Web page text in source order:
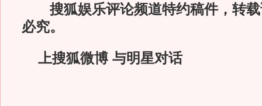
搜狐娱乐评论频道特约稿件，转载
必究。
上搜狐微博 与明星对话